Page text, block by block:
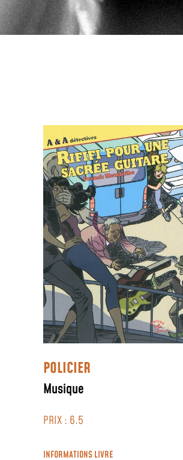
POLICIER
Musique
PRIX : 6.5
INFORMATIONS LIVRE